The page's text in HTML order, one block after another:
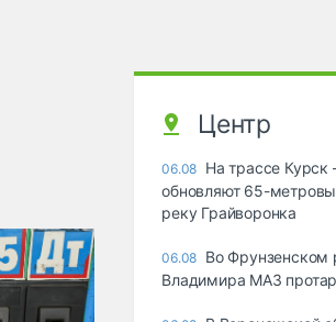
Центр
06.08 На трассе Курск
обновляют 65-
реку Грайворонка
06.08 Во Фрунзенском
Владимира МАЗ